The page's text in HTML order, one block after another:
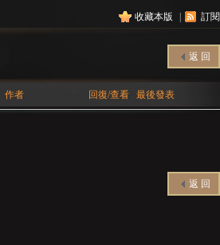
收藏本版 訂閱
返 回
作者 回復/查看 最後發表
返 回